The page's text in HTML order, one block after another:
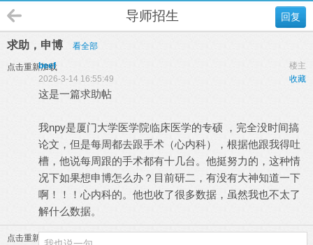
回复
导师招生
求助，申博 看全部
点击重新加载 楼主
beef
收藏
2026-3-14 16:55:49
这是一篇求助帖
我npy是厦门大学医学院临床医学的专硕 ，完全没时间搞
论文，但是每周都去跟手术（心内科），根据他跟我得吐
槽，他说每周跟的手术都有十几台。他挺努力的，这种情
况下如果想申博怎么办？目前研二，有没有大神知道一下
啊！！！心内科的。他也收了很多数据，虽然我也不太了
解什么数据。
点击重新加载